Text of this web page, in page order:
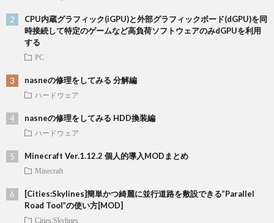
CPU内蔵グラフィック(iGPU)と外部グラフィックボード(dGPU)を同
時接続して特定のゲームなど高負荷ソフトウェアのみdGPUを利用
する
PC
nasneの修理をしてみる 分解編
ハードウェア
nasneの修理をしてみる HDD換装編
ハードウェア
Minecraft Ver.1.12.2 個人的導入MODまとめ
Minecraft
[Cities:Skylines]簡単かつ綺麗に並行道路を敷設できる”Parallel
Road Tool”の使い方[MOD]
Cities:Skylines